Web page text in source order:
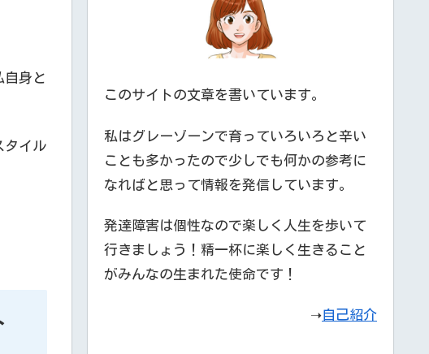
自身と
タイル
このサイトの文章を書いています。
私はグレーゾーンで育っていろいろと辛い
ことも多かったので少しでも何かの参考に
なればと思って情報を発信しています。
発達障害は個性なので楽しく人生を歩いて
行きましょう！精一杯に楽しく生きること
がみんなの生まれた使命です！
➝自己紹介